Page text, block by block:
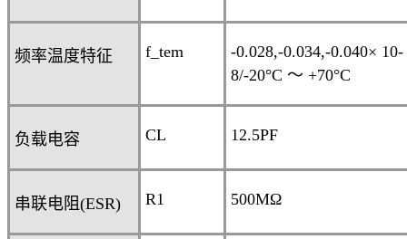
频率温度特征 f_tem -0.028,-0.034,-0.040× 10-
8/-20°C ～ +70°C
负载电容 CL 12.5PF
串联电阻(ESR) R1 500MΩ